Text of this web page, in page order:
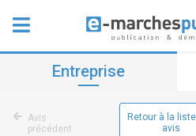
Entreprise
Avis
précédent
Retour à la
avis